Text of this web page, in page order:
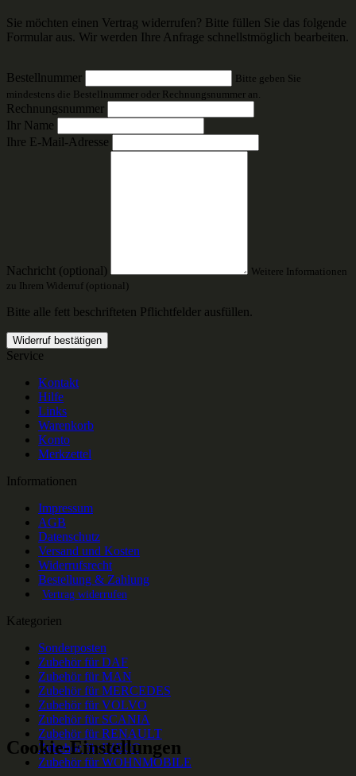
Sie möchten einen Vertrag widerrufen? Bitte füllen Sie das folgende
Formular aus. Wir werden Ihre Anfrage schnellstmöglich bearbeiten.
Bestellnummer
Bitte geben Sie
mindestens die Bestellnummer oder Rechnungsnummer an.
Rechnungsnummer
Ihr Name
Ihre E-Mail-Adresse
Nachricht (optional)
Weitere Informationen
zu Ihrem Widerruf (optional)
Bitte alle fett beschrifteten Pflichtfelder ausfüllen.
Widerruf bestätigen
Service
Kontakt
Hilfe
Links
Warenkorb
Konto
Merkzettel
Informationen
Impressum
AGB
Datenschutz
Versand und Kosten
Widerrufsrecht
Bestellung & Zahlung
Vertrag widerrufen
Kategorien
Sonderposten
Zubehör für DAF
Zubehör für MAN
Zubehör für MERCEDES
Zubehör für VOLVO
Zubehör für SCANIA
Zubehör für RENAULT
Zubehör für IVECO
Zubehör für WOHNMOBILE
Cookie-Einstellungen